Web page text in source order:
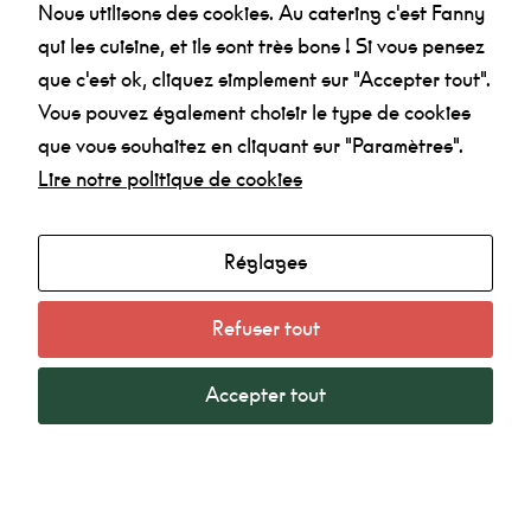
Agenda
Made in la Nef
Nous utilisons des cookies. Au catering c'est Fanny
qui les cuisine, et ils sont très bons ! Si vous pensez
que c'est ok, cliquez simplement sur "Accepter tout".
Vous pouvez également choisir le type de cookies
que vous souhaitez en cliquant sur "Paramètres".
Lire notre politique de cookies
Réglages
Refuser tout
Accepter tout
puissions
améliorer la
et la
structure du
site Web, en
fonction de la
Afin que notre
site Web
mieux lors de
vous refusez
ces cookies,